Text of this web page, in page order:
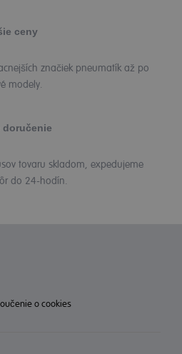
ceny
značiek pneumatík až po
modely.
doručenie
tovaru skladom, expedujeme
do 24-hodín.
o cookies